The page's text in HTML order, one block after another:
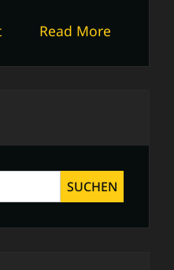
Read More
on
Word
Bewerbung
SUCHEN